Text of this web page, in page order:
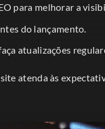
para melhorar a
do lançamento.
atualizações
atenda às